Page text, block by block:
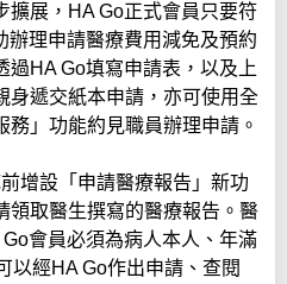
擴展，HA Go正式會員只要符
辦理申請醫療費用減免及預約
過HA Go填寫申請表，以及上
身遞交紙本申請，亦可使用全
」功能約見職員辦理申請。
增設「申請醫療報告」新功
領取醫生撰寫的醫療報告。醫
會員必須為病人本人、年滿
以經HA Go作出申請、查閱